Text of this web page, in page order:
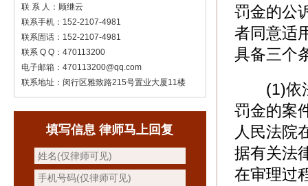
联 系 人：顾继云
联系手机：152-2107-4981
联系固话：152-2107-4981
联系 Q Q：470113200
电子邮箱：470113200@qq.com
联系地址：闵行区雅致路215号置业大厦11楼
填写信息 律师马上回复
罚金的公
者同意适
具备三个
(1)依法
罚金的案
人民法院
据有关法
在审理过